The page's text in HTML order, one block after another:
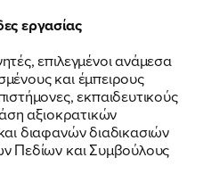
εργασίας
επιλεγμένοι ανάμεσα
και έμπειρους
εκπαιδευτικούς
αξιοκρατικών
διαφανών διαδικασιών
Πεδίων και Συμβούλους